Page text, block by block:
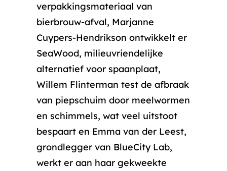
verpakkingsmateriaal van
bierbrouw-afval, Marjanne
Cuypers-Hendrikson ontwikkelt er
SeaWood, milieuvriendelijke
alternatief voor spaanplaat,
Willem Flinterman test de afbraak
van piepschuim door meelwormen
en schimmels, wat veel uitstoot
bespaart en Emma van der Leest,
grondlegger van BlueCity Lab,
werkt er aan haar gekweekte